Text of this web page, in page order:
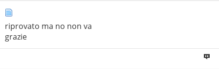
riprovato ma no non va
grazie